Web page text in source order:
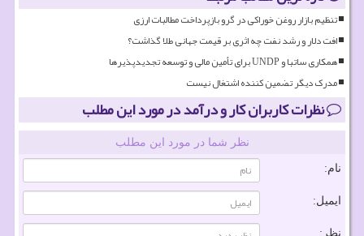
تنظیم بازار روغن خوراکی در گرو بازپرداخت مطالبات ارزی
افت دلار و رشد نفت چه اثری بر قیمت جهانی طلا گذاشت؟
همکاری ساتبا و UNDP برای تأمین مالی و توسعه تجدیدپذیرها
مدرک دیگر تضمین کننده اشتغال نیست
نظرات کاربران کار و درآمد در مورد این مطلب
نظر شما در مورد این مطلب
نام:
ایمیل:
نظر: